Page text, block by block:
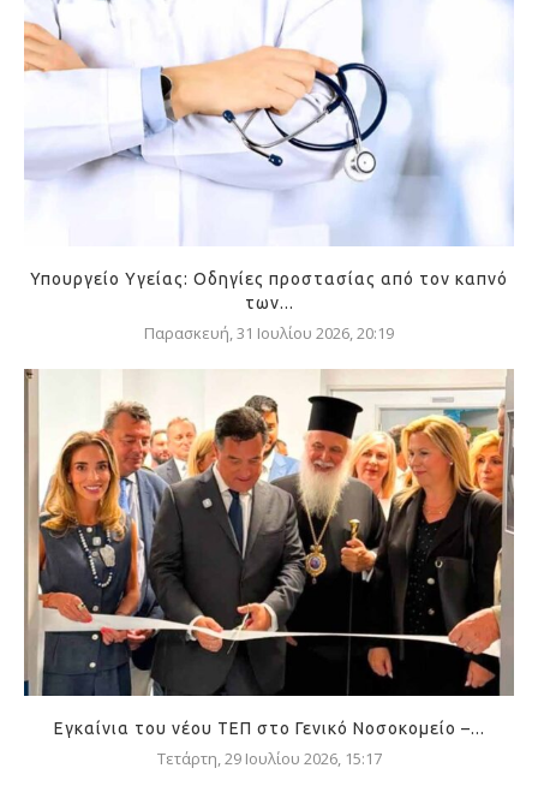
Υπουργείο Υγείας: Οδηγίες προστασίας από τον καπνό
των...
Παρασκευή, 31 Ιουλίου 2026, 20:19
Εγκαίνια του νέου ΤΕΠ στο Γενικό Νοσοκομείο –...
Τετάρτη, 29 Ιουλίου 2026, 15:17